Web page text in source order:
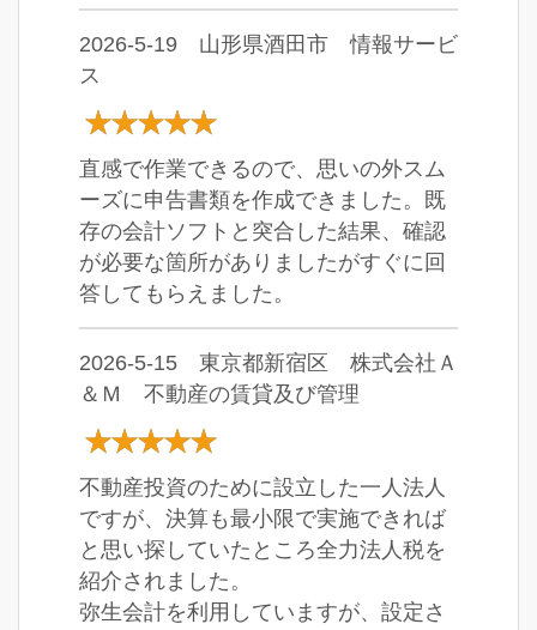
2026-5-19 山形県酒田市 情報サービ
ス
直感で作業できるので、思いの外スム
ーズに申告書類を作成できました。既
存の会計ソフトと突合した結果、確認
が必要な箇所がありましたがすぐに回
答してもらえました。
2026-5-15 東京都新宿区 株式会社Ａ
＆Ｍ 不動産の賃貸及び管理
不動産投資のために設立した一人法人
ですが、決算も最小限で実施できれば
と思い探していたところ全力法人税を
紹介されました。
弥生会計を利用していますが、設定さ